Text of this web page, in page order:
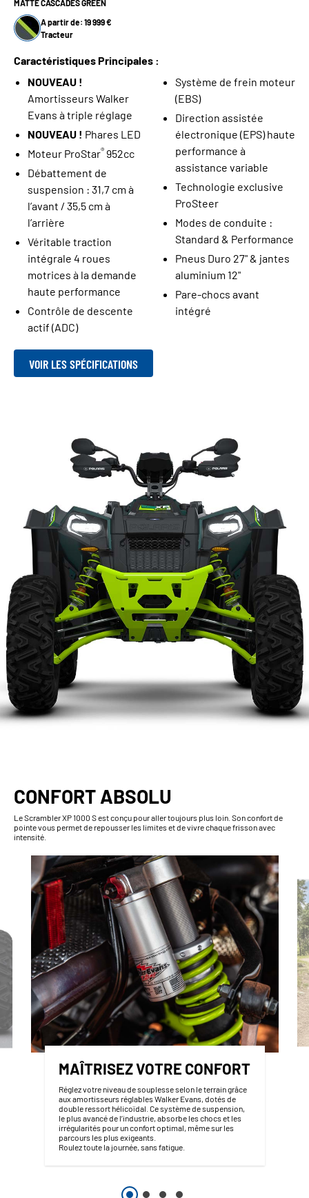
MATTE CASCADES GREEN
A partir de: 19 999 €
Tracteur
Caractéristiques Principales :
NOUVEAU !
Amortisseurs Walker
Evans à triple réglage
NOUVEAU ! Phares LED
Moteur ProStar® 952cc
Débattement de
suspension : 31,7 cm à
l’avant / 35,5 cm à
l’arrière
Véritable traction
intégrale 4 roues
motrices à la demande
haute performance
Contrôle de descente
actif (ADC)
Système de frein moteur
(EBS)
Direction assistée
électronique (EPS) haute
performance à
assistance variable
Technologie exclusive
ProSteer
Modes de conduite :
Standard & Performance
Pneus Duro 27" & jantes
aluminium 12"
Pare-chocs avant
intégré
VOIR LES SPÉCIFICATIONS
CONFORT ABSOLU
Le Scrambler XP 1000 S est conçu pour aller toujours plus loin. Son confort de
pointe vous permet de repousser les limites et de vivre chaque frisson avec
intensité.
MAÎTRISEZ VOTRE CONFORT
Réglez votre niveau de souplesse selon le terrain grâce
aux amortisseurs réglables Walker Evans, dotés de
double ressort hélicoïdal. Ce système de suspension,
le plus avancé de l’industrie, absorbe les chocs et les
irrégularités pour un confort optimal, même sur les
parcours les plus exigeants.
Roulez toute la journée, sans fatigue.